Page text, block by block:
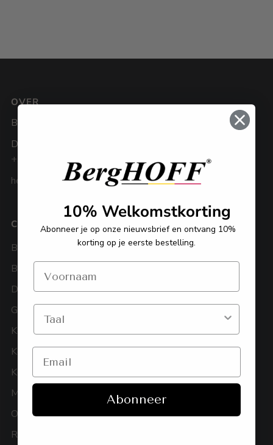
OVER
BergHOFF Benelux
De Weven 3, 3583 Paal
+32 11 92 22 22
hello@berghoff-belgium.be
CATEGORIEËN
Bestek
BBQ
Downdraftkookpotten
Geschenksets
Keukenaccessoires
Koffie en thee
Kookpotten & pannen
Messen
Ovengerei
Recycled
KLANTENDIENST
Algemene voorwaarden
Cookies
Betaling
Verzending en levering
Garantie
10% Welkomstkorting
Abonneer je op onze nieuwsbrief en ontvang 10%
korting op je eerste bestelling.
Abonneer